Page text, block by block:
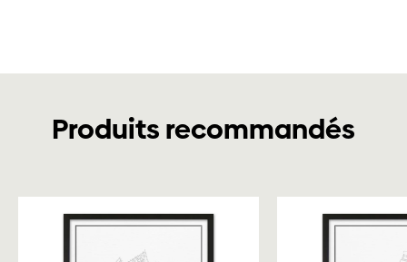
Produits recommandés